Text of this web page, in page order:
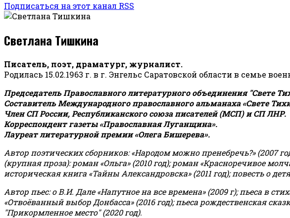
Подписаться на этот канал RSS
Светлана Тишкина
Писатель, поэт, драматург, журналист.
Родилась 15.02.1963 г. в г. Энгельс Саратовской области в семье
Председатель Православного литературного объединения "Свете
Составитель Международного православного альманаха «Свете
Член СП России, Республиканского союза писателей (МСП) и СП ЛНР.
Корреспондент газеты «Православная Луганщина».
Лауреат литературной премии «Олега Бишерева».
Автор поэтических сборников: «Народом можно пренебречь?» (2007
(крупная проза): роман «Ольга» (2010 год); роман «Красноречивое
историческая книга «Тайны Александровска» (2011 год); повесть о
Автор пьес: о В.И. Дале «Напутное на все времена» (2009 г); пьеса в
«Отвоёванный выбор Донбасса» (2016 год); пьеса рождественская
"Прикормленное место" (2020 год).